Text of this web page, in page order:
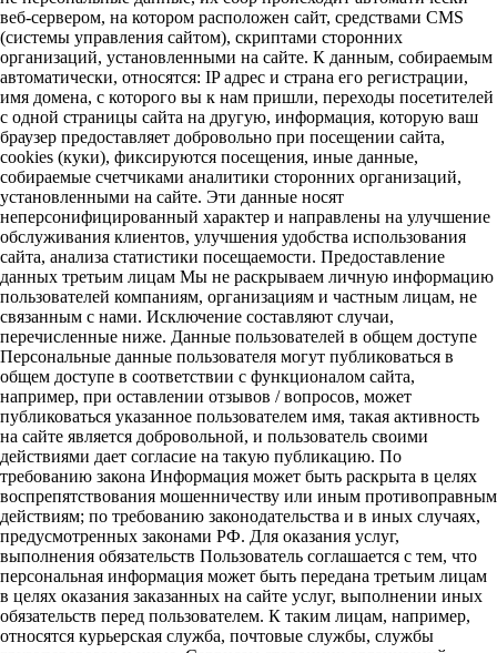
веб-сервером, на котором расположен сайт, средствами CMS
(системы управления сайтом), скриптами сторонних
организаций, установленными на сайте. К данным, собираемым
автоматически, относятся: IP адрес и страна его регистрации,
имя домена, с которого вы к нам пришли, переходы посетителей
с одной страницы сайта на другую, информация, которую ваш
браузер предоставляет добровольно при посещении сайта,
cookies (куки), фиксируются посещения, иные данные,
собираемые счетчиками аналитики сторонних организаций,
установленными на сайте. Эти данные носят
неперсонифицированный характер и направлены на улучшение
обслуживания клиентов, улучшения удобства использования
сайта, анализа статистики посещаемости. Предоставление
данных третьим лицам Мы не раскрываем личную информацию
пользователей компаниям, организациям и частным лицам, не
связанным с нами. Исключение составляют случаи,
перечисленные ниже. Данные пользователей в общем доступе
Персональные данные пользователя могут публиковаться в
общем доступе в соответствии с функционалом сайта,
например, при оставлении отзывов / вопросов, может
публиковаться указанное пользователем имя, такая активность
на сайте является добровольной, и пользователь своими
действиями дает согласие на такую публикацию. По
требованию закона Информация может быть раскрыта в целях
воспрепятствования мошенничеству или иным противоправным
действиям; по требованию законодательства и в иных случаях,
предусмотренных законами РФ. Для оказания услуг,
выполнения обязательств Пользователь соглашается с тем, что
персональная информация может быть передана третьим лицам
в целях оказания заказанных на сайте услуг, выполнении иных
обязательств перед пользователем. К таким лицам, например,
относятся курьерская служба, почтовые службы, службы